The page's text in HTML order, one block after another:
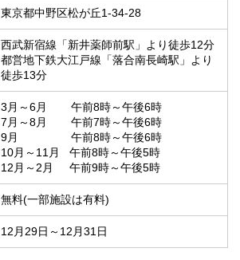
東京都中野区松が丘1-34-28
西武新宿線「新井薬師前駅」より徒歩12分
都営地下鉄大江戸線「落合南長崎駅」より
徒歩13分
3月～6月 午前8時～午後6時
7月～8月 午前7時～午後6時
9月 午前8時～午後6時
10月～11月 午前8時～午後5時
12月～2月 午前9時～午後5時
無料(一部施設は有料)
12月29日～12月31日